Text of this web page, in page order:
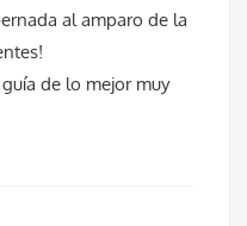
al amparo de la
de lo mejor muy